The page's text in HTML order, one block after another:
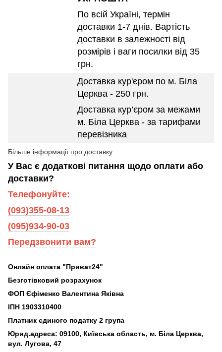
По всій Україні, термін
доставки 1-7 днів. Вартість
доставки в залежності від
розмірів і ваги посилки від 35
грн.
Доставка кур'єром по м. Біла
Церква - 250 грн.
Доставка кур’єром за межами
м. Біла Церква - за тарифами
перевізника
Більше інформації про доставку
У Вас є додаткові питання щодо оплати або
доставки?
Телефонуйте:
(093)355-08-13
(095)934-90-03
Передзвонити вам?
Онлайн оплата "Приват24"
Безготівковий розрахунок
ФОП Єфіменко Валентина Яківна
ІПН 1903310400
Платник єдиного податку 2 група
Юрид.адреса: 09100, Київська область, м. Біла Церква,
вул. Лугова, 47